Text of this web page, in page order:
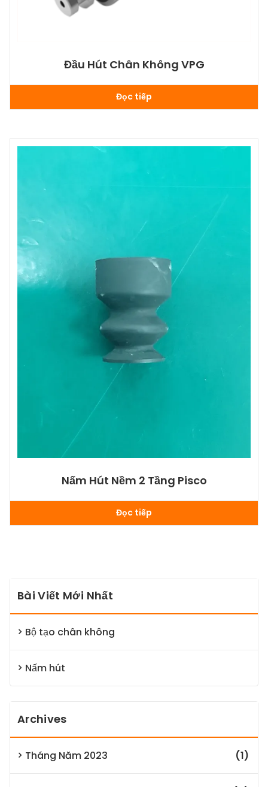
Đầu Hút Chân Không VPG
Đọc tiếp
Nấm Hút Nềm 2 Tầng Pisco
Đọc tiếp
Bài Viết Mới Nhất
Bộ tạo chân không
Nấm hút
Archives
Tháng Năm 2023 (1)